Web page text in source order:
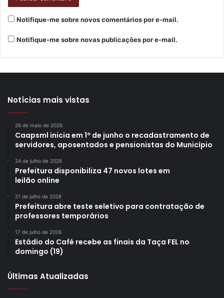
projeto “O Japão que inspira”, realizado anualmente junto
aos alunos da rede pública de ensino. A iniciativa da ACEL,
Municipal de Educação, vai premiar os melhores trabalhos
no palco principal a partir das 12h.
tarde de sexta-feira (17) com apresentações, passeios,
Japonesa está programado o Culto
imigrantes japoneses. A celebração será com o monge do
Templo Honpa Hongwanji de Londrina.
Notifique-me sobre novos comentários por e-mail.
Notifique-me sobre novas publicações por e-mail.
Notícias mais vistas
26 de maio de 2026
Caapsml inicia em 1º de junho o recadastramento de
servidores, aposentados e pensionistas do Município
24 de julho de 2026
Prefeitura disponibiliza 47 novos lotes em
leilão online
21 de julho de 2026
Prefeitura abre teste seletivo para contratação de
professores temporários
17 de julho de 2026
Estádio do Café recebe as finais da Taça FEL no
domingo (19)
Últimas Atualizadas